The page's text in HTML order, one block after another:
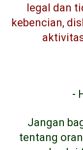
legal dan
kebencian,
-
Jangan
tentang